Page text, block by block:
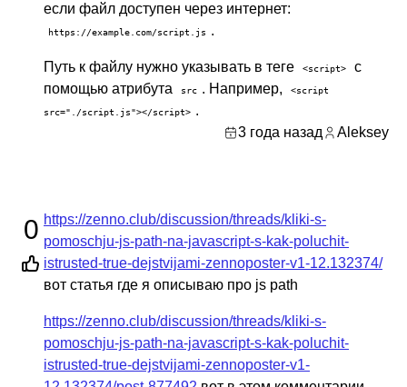
если файл доступен через интернет:
https://example.com/script.js .
Путь к файлу нужно указывать в теге <script>
с
помощью атрибута
src . Например,
<script
src="./script.js"></script> .
3 года назад
Aleksey
0 https://zenno.club/discussion/threads/kliki-s-
pomoschju-js-path-na-javascript-s-kak-poluchit-
istrusted-true-dejstvijami-zennoposter-v1-12.132374/
вот статья где я описываю про js path
https://zenno.club/discussion/threads/kliki-s-
pomoschju-js-path-na-javascript-s-kak-poluchit-
istrusted-true-dejstvijami-zennoposter-v1-